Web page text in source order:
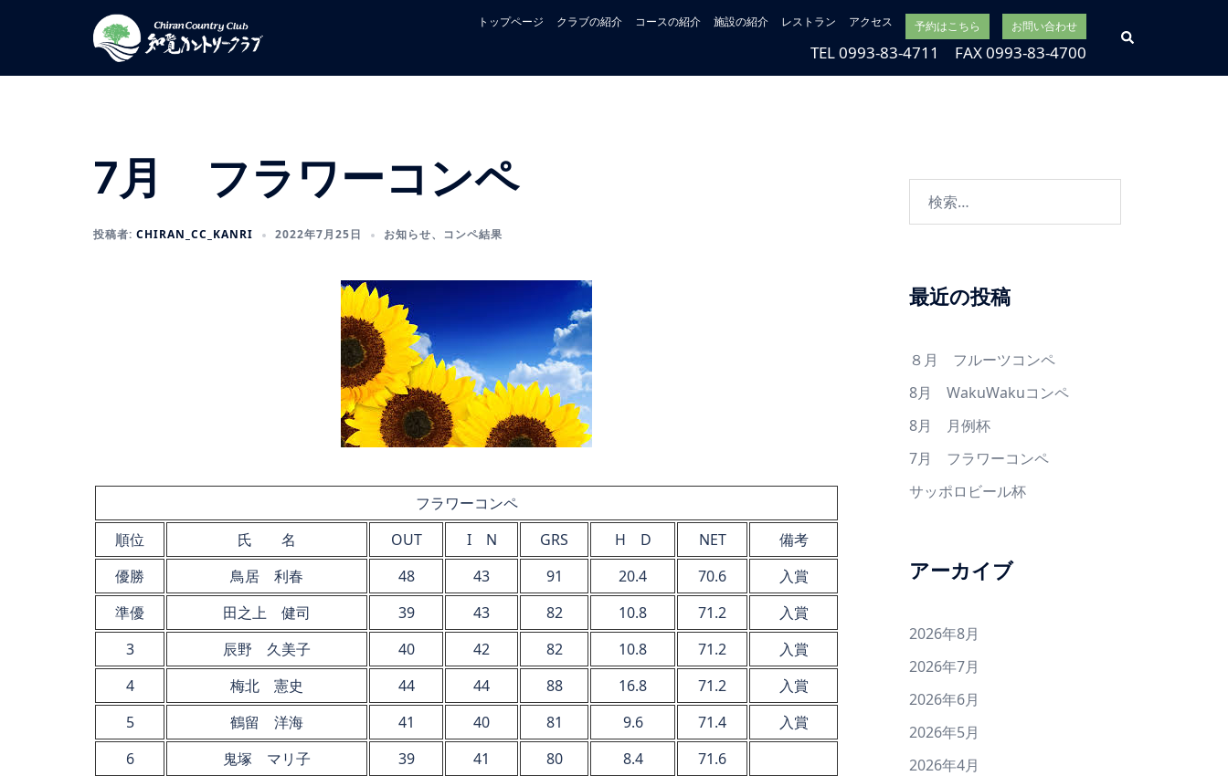
ン
トップページ クラブの紹介 コースの紹介 施設の紹介 レストラン アクセス 予約はこちら お問い合わせ
TEL 0993-83-4711 FAX 0993-83-4700
検
索
7月 フラワーコンペ
投稿者: CHIRAN_CC_KANRI 2022年7月25日 お知らせ、 コンペ結果
フラワーコンペ
順位
氏 名 OUT I N GRS H D NET
備考
優勝
鳥居 利春 48 43 91 20.4 70.6
入賞
準優
田之上 健司 39 43 82 10.8 71.2
入賞
3
辰野 久美子 40 42 82 10.8 71.2
入賞
4
梅北 憲史 44 44 88 16.8 71.2
入賞
5
鶴留 洋海 41 40 81 9.6 71.4
入賞
6
鬼塚 マリ子 39 41 80 8.4
71.6
最近の投稿
８月 フルーツコンペ
8月 WakuWakuコンペ
8月 月例杯
7月 フラワーコンペ
サッポロビール杯
アーカイブ
2026年8月
2026年7月
2026年6月
2026年5月
2026年4月